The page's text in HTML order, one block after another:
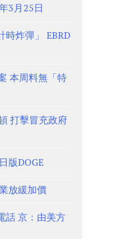
3月25日
時炸彈」 EBRD
本周料無「特
打擊冒充政府
版DOGE
放緩加價
話 京：由美方